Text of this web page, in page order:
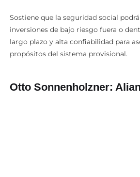
Sostiene que la seguridad social
inversiones de bajo riesgo fuera o
largo plazo y alta confiabilidad para
propósitos del sistema provisional.
Otto Sonnenholzner: